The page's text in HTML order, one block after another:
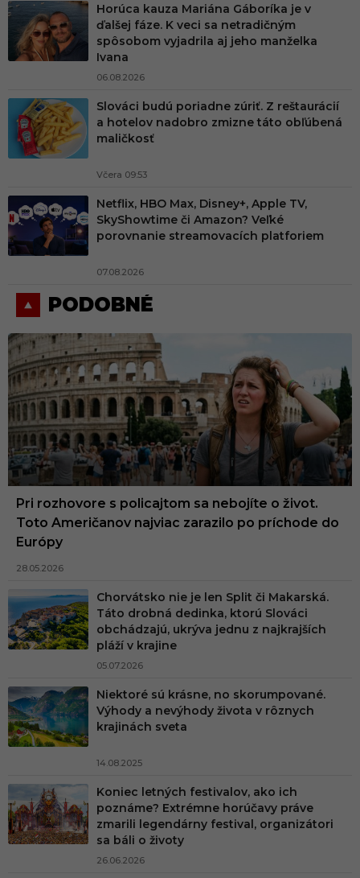
Horúca kauza Mariána Gáboríka je v
ďalšej fáze. K veci sa netradičným
spôsobom vyjadrila aj jeho manželka
Ivana
06.08.2026
Slováci budú poriadne zúriť. Z reštaurácií
a hotelov nadobro zmizne táto obľúbená
maličkosť
Včera 09:53
Netflix, HBO Max, Disney+, Apple TV,
SkyShowtime či Amazon? Veľké
porovnanie streamovacích platforiem
07.08.2026
PODOBNÉ
Pri rozhovore s policajtom sa nebojíte o život.
Toto Američanov najviac zarazilo po príchode do
Európy
28.05.2026
Chorvátsko nie je len Split či Makarská.
Táto drobná dedinka, ktorú Slováci
obchádzajú, ukrýva jednu z najkrajších
pláží v krajine
05.07.2026
Niektoré sú krásne, no skorumpované.
Výhody a nevýhody života v rôznych
krajinách sveta
14.08.2025
Koniec letných festivalov, ako ich
poznáme? Extrémne horúčavy práve
zmarili legendárny festival, organizátori
sa báli o životy
26.06.2026